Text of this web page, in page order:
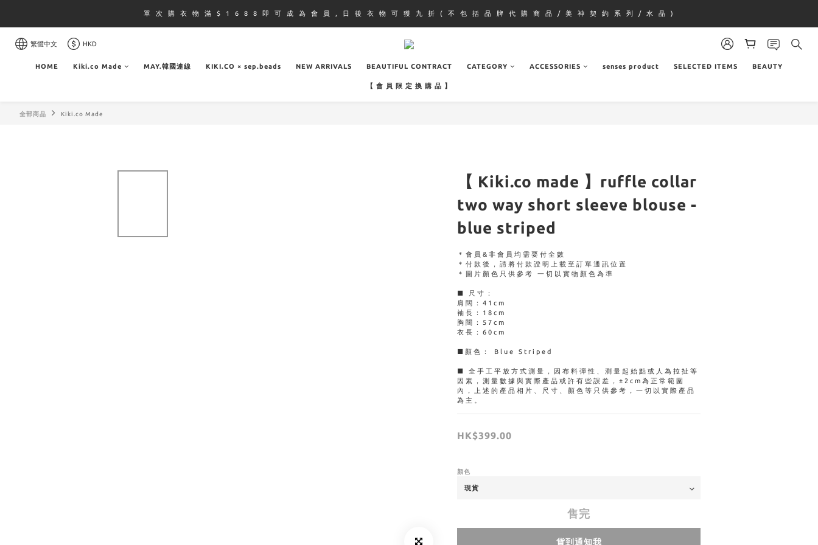
單 次 購 衣 物 滿 $ 1 6 8 8 即 可 成 為 會 員 , 日 後 衣 物 可 獲 九 折 ( 不 包 括 品 牌 代 購 商 品 / 美 神 契 約 系 列 / 水 晶 )
繁體中文 HKD
HOME Kiki.co Made MAY.韓國連線 KIKI.CO × sep.beads NEW ARRIVALS BEAUTIFUL CONTRACT CATEGORY ACCESSORIES senses product SELECTED ITEMS BEAUTY
【 會 員 限 定 換 購 品 】
全部商品 Kiki.co Made
【 Kiki.co made 】ruffle collar
two way short sleeve blouse -
blue striped
＊會員&非會員均需要付全數
＊付款後，請將付款證明上載至訂單通訊位置
＊圖片顏色只供參考 一切以實物顏色為準
■ 尺寸：
肩闊：41cm
袖長：18cm
胸闊：57cm
衣長：60cm
■顏色： Blue Striped
■ 全手工平放方式測量，因布料彈性、測量起始點或人為拉扯等
因素，測量數據與實際產品或許有些誤差，±2cm為正常範圍
內，上述的產品相片、尺寸、顏色等只供參考，一切以實際產品
為主。
HK$399.00
顏色
售完
貨到通知我